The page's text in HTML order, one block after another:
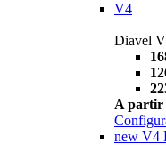
V4
Diavel
A partir
new V4